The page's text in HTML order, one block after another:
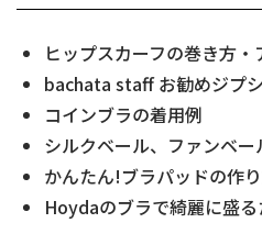
ヒップスカーフの巻き方・
bachata staff お勧めジプ
コインブラの着用例
シルクベール、ファンベ
かんたん!ブラパッドの作
Hoydaのブラで綺麗に盛る